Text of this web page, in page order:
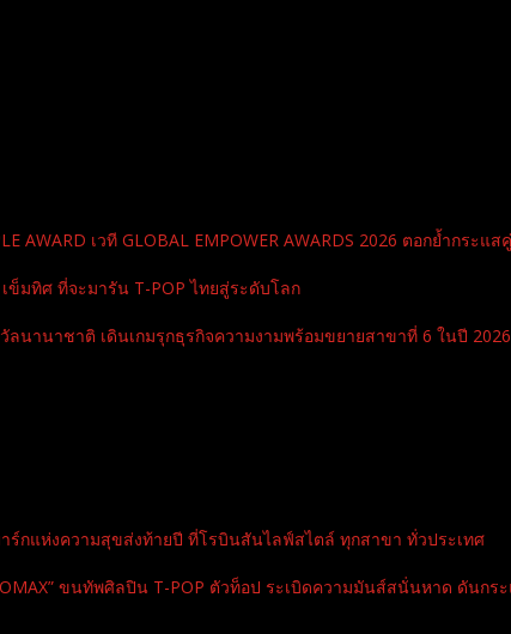
AWARD เวที GLOBAL EMPOWER AWARDS 2026 ตอกย้ำกระแ
เข็มทิศ ที่จะมารัน T-POP ไทยสู่ระดับโลก
ลนานาชาติ เดินเกมรุกธุรกิจความงามพร้อมขยายสาขาที่ 6 ในปี 2026
กแห่งความสุขส่งท้ายปี ที่โรบินสันไลฟ์สไตล์ ทุกสาขา ทั่วประเทศ
ขนทัพศิลปิน T-POP ตัวท็อป ระเบิดความมันส์สนั่นหาด ดันกร